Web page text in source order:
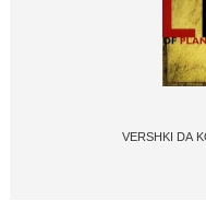
VERSHKI DA